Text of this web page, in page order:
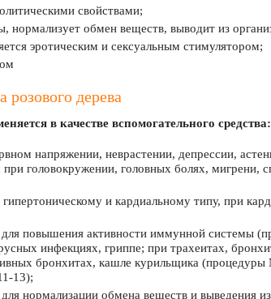
свойствами;
нормализует обмен веществ, выводит из
эротическим и сексуальным стимулятором;
дерева
в качестве вспомогательного средства:
напряжении, неврастении, депрессии,
головокружении, головных болях, мигрени,
и кардиальному типу, при
для повышения активности иммунной системы
инфекциях, гриппе; при трахеитах,
бронхитах, кашле курильщика
13);
нормализации обмена веществ и выведения